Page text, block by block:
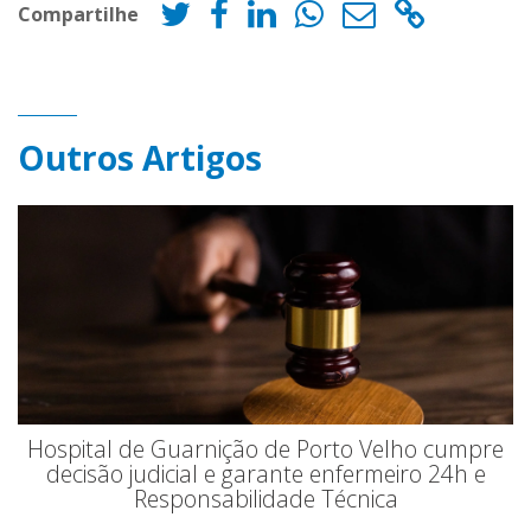
Compartilhe
Outros Artigos
Hospital de Guarnição de Porto Velho cumpre
decisão judicial e garante enfermeiro 24h e
Responsabilidade Técnica